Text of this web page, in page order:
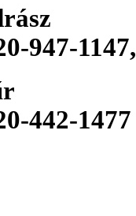
947-
442-1477